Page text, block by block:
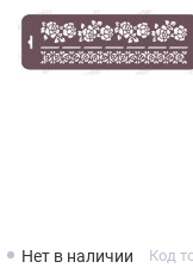
Нет в наличии